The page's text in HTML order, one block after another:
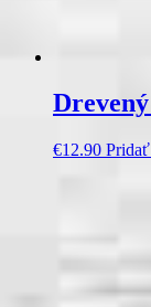
€12.90